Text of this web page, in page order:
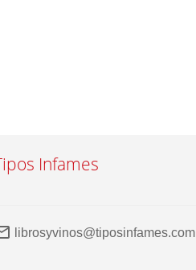
Infames
librosyvinos@tiposinfames.com